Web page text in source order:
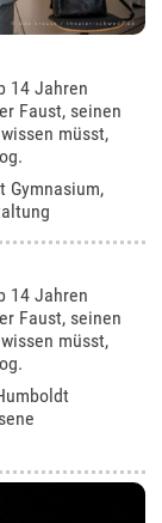
14 Jahren
Faust, seinen
müsst,
Gymnasium,
14 Jahren
Faust, seinen
müsst,